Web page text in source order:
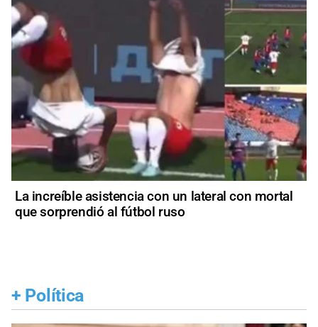
La increíble asistencia con un lateral con mortal
que sorprendió al fútbol ruso
+ Política